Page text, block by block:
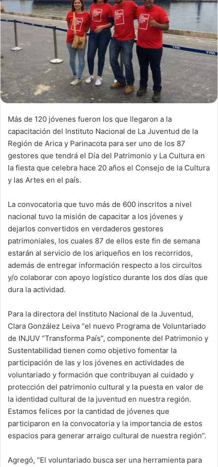
n
e
m
Más de 120 jóvenes fueron los que llegaron a la
capacitación del Instituto Nacional de La Juventud de la
Región de Arica y Parinacota para ser uno de los 87
gestores que tendrá el Día del Patrimonio y La Cultura en
la fiesta que celebra hace 20 años el Consejo de la Cultura
y las Artes en el país.
La convocatoria que tuvo más de 600 inscritos a nivel
nacional tuvo la misión de capacitar a los jóvenes y
dejarlos convertidos en verdaderos gestores
patrimoniales, los cuales 87 de ellos este fin de semana
estarán al servicio de los ariqueños en los recorridos,
además de entregar información respecto a los circuitos
y/o colaborar con apoyo logístico durante los dos días que
dura la actividad.
Para la directora del Instituto Nacional de la Juventud,
Clara González Leiva “el nuevo Programa de Voluntariado
de INJUV “Transforma País”, componente del Patrimonio y
Sustentabilidad tienen como objetivo fomentar la
participación de las y los jóvenes en actividades de
voluntariado y formación que contribuyan al cuidado y
protección del patrimonio cultural y la puesta en valor de
la identidad cultural de la juventud en nuestra región.
Estamos felices por la cantidad de jóvenes que
participaron en la convocatoria y la importancia de estos
espacios para generar arraigo cultural de nuestra región”.
Agregó, “El voluntariado busca ser una herramienta para